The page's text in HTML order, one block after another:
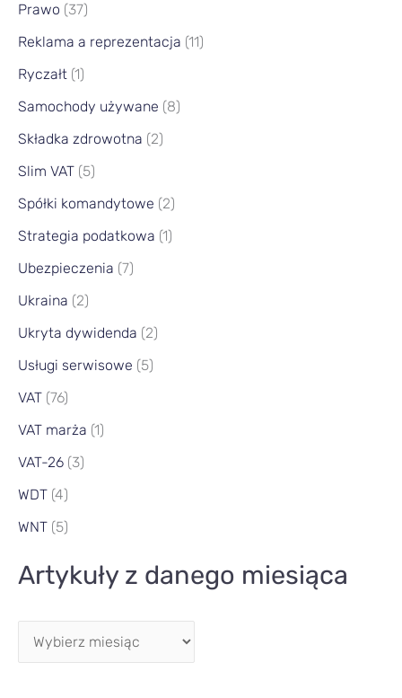
Prawo (37)
Reklama a reprezentacja (11)
Ryczałt (1)
Samochody używane (8)
Składka zdrowotna (2)
Slim VAT (5)
Spółki komandytowe (2)
Strategia podatkowa (1)
Ubezpieczenia (7)
Ukraina (2)
Ukryta dywidenda (2)
Usługi serwisowe (5)
VAT (76)
VAT marża (1)
VAT-26 (3)
WDT (4)
WNT (5)
Artykuły z danego miesiąca